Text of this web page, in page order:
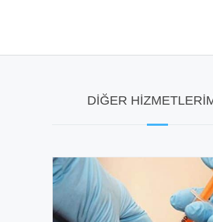
DIĞER